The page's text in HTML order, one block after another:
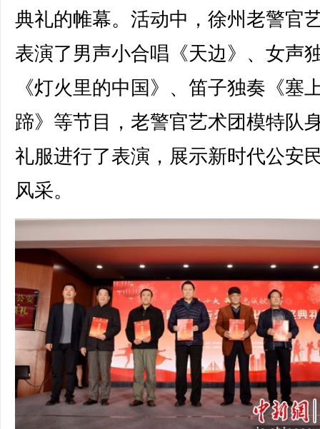
典礼的帷幕。活动中，徐州老警官
表演了男声小合唱《天边》、女声
《灯火里的中国》、笛子独奏《塞
蹄》等节目，老警官艺术团模特队
礼服进行了表演，展示新时代公安
风采。